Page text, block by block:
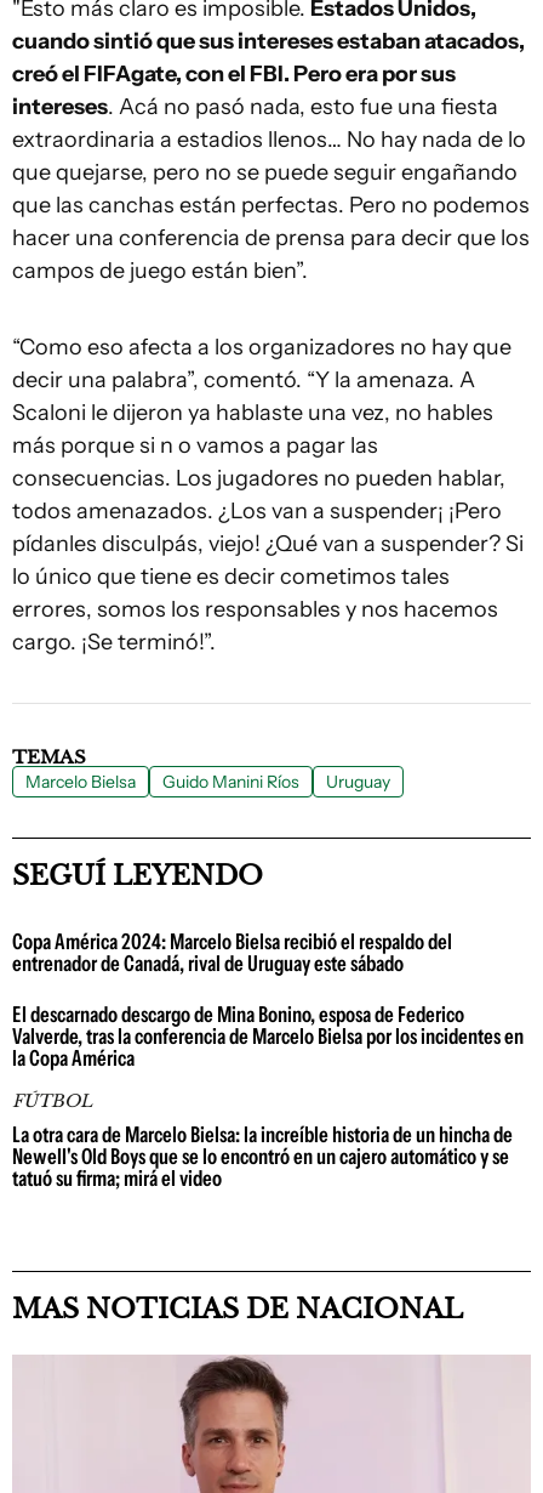
"Esto más claro es imposible. Estados Unidos,
cuando sintió que sus intereses estaban atacados,
creó el FIFAgate, con el FBI. Pero era por sus
intereses. Acá no pasó nada, esto fue una fiesta
extraordinaria a estadios llenos… No hay nada de lo
que quejarse, pero no se puede seguir engañando
que las canchas están perfectas. Pero no podemos
hacer una conferencia de prensa para decir que los
campos de juego están bien”.
“Como eso afecta a los organizadores no hay que
decir una palabra”, comentó. “Y la amenaza. A
Scaloni le dijeron ya hablaste una vez, no hables
más porque si n o vamos a pagar las
consecuencias. Los jugadores no pueden hablar,
todos amenazados. ¿Los van a suspender¡ ¡Pero
pídanles disculpás, viejo! ¿Qué van a suspender? Si
lo único que tiene es decir cometimos tales
errores, somos los responsables y nos hacemos
cargo. ¡Se terminó!”.
TEMAS
Marcelo Bielsa Guido Manini Ríos Uruguay
SEGUÍ LEYENDO
Copa América 2024: Marcelo Bielsa recibió el respaldo del
entrenador de Canadá, rival de Uruguay este sábado
El descarnado descargo de Mina Bonino, esposa de Federico
Valverde, tras la conferencia de Marcelo Bielsa por los incidentes en
la Copa América
FÚTBOL
La otra cara de Marcelo Bielsa: la increíble historia de un hincha de
Newell's Old Boys que se lo encontró en un cajero automático y se
tatuó su firma; mirá el video
MAS NOTICIAS DE NACIONAL